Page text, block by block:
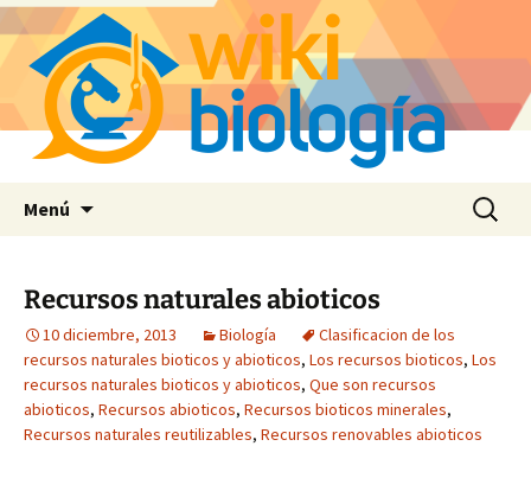
Menú Buscar:
Recursos naturales abioticos
10 diciembre, 2013 Biología
Clasificacion de los
recursos naturales bioticos y abioticos, Los recursos bioticos, Los
recursos naturales bioticos y abioticos, Que son recursos
abioticos, Recursos abioticos, Recursos bioticos minerales,
Recursos naturales reutilizables, Recursos renovables abioticos